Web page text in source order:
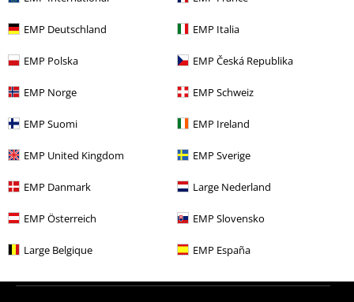
EMP Deutschland EMP Italia
EMP Polska EMP Česká Republika
EMP Norge EMP Schweiz
EMP Suomi EMP Ireland
EMP United Kingdom EMP Sverige
EMP Danmark Large Nederland
EMP Österreich EMP Slovensko
Large Belgique EMP España
E-Mail Newsletter
teď!Více